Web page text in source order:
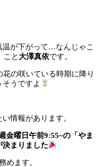
が下がって…なんじゃこ
こと 大澤真依です。
の咲いている時期に降り
うですよ
情報があります。
金曜日午前9:55~の「やま
まりました
めます。